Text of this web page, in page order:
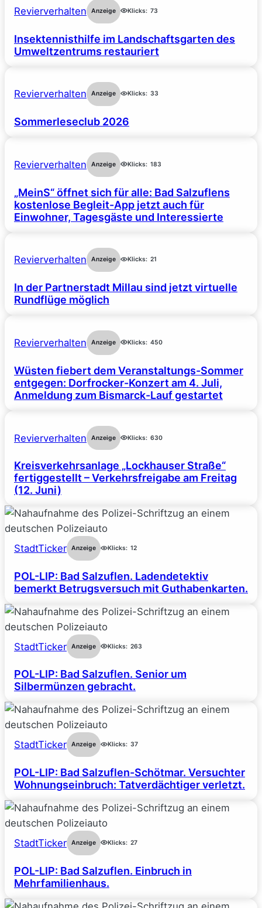
Revierverhalten Anzeige Klicks: 73
Insektennisthilfe im Landschaftsgarten des
Umweltzentrums restauriert
Revierverhalten Anzeige Klicks: 33
Sommerleseclub 2026
Revierverhalten Anzeige Klicks: 183
„MeinS“ öffnet sich für alle: Bad Salzuflens
kostenlose Begleit-App jetzt auch für
Einwohner, Tagesgäste und Interessierte
Revierverhalten Anzeige Klicks: 21
In der Partnerstadt Millau sind jetzt virtuelle
Rundflüge möglich
Revierverhalten Anzeige Klicks: 450
Wüsten fiebert dem Veranstaltungs-Sommer
entgegen: Dorfrocker-Konzert am 4. Juli,
Anmeldung zum Bismarck-Lauf gestartet
Revierverhalten Anzeige Klicks: 630
Kreisverkehrsanlage „Lockhauser Straße“
fertiggestellt – Verkehrsfreigabe am Freitag
(12. Juni)
StadtTicker Anzeige Klicks: 12
POL-LIP: Bad Salzuflen. Ladendetektiv
bemerkt Betrugsversuch mit Guthabenkarten.
StadtTicker Anzeige Klicks: 263
POL-LIP: Bad Salzuflen. Senior um
Silbermünzen gebracht.
StadtTicker Anzeige Klicks: 37
POL-LIP: Bad Salzuflen-Schötmar. Versuchter
Wohnungseinbruch: Tatverdächtiger verletzt.
StadtTicker Anzeige Klicks: 27
POL-LIP: Bad Salzuflen. Einbruch in
Mehrfamilienhaus.